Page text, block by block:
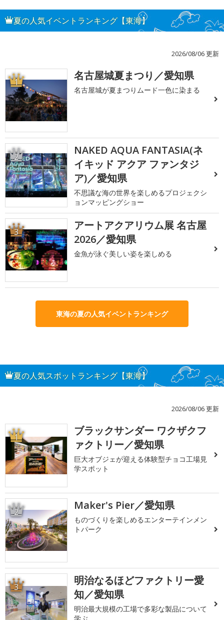
夏の人気イベントランキング【東海】
2026/08/06 更新
1 名古屋城夏まつり／愛知県
名古屋城が夏まつりムード一色に染まる
2
NAKED AQUA FANTASIA(ネ
イキッド アクア ファンタジ
ア)／愛知県
不思議な海の世界を楽しめるプロジェクシ
ョンマッピングショー
3
アートアクアリウム展 名古屋
2026／愛知県
金魚が泳ぐ美しい姿を楽しめる
東海の夏の人気イベントランキング
夏の人気スポットランキング【東海】
2026/08/06 更新
1
ブラックサンダー ワクザクフ
ァクトリー／愛知県
巨大オブジェが迎える体験型チョコ工場見
学スポット
2 Maker's Pier／愛知県
ものづくりを楽しめるエンターテインメン
トパーク
3
明治なるほどファクトリー愛
知／愛知県
明治最大規模の工場で多彩な製品について